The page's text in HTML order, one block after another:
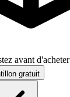
avant d'acheter
gratuit